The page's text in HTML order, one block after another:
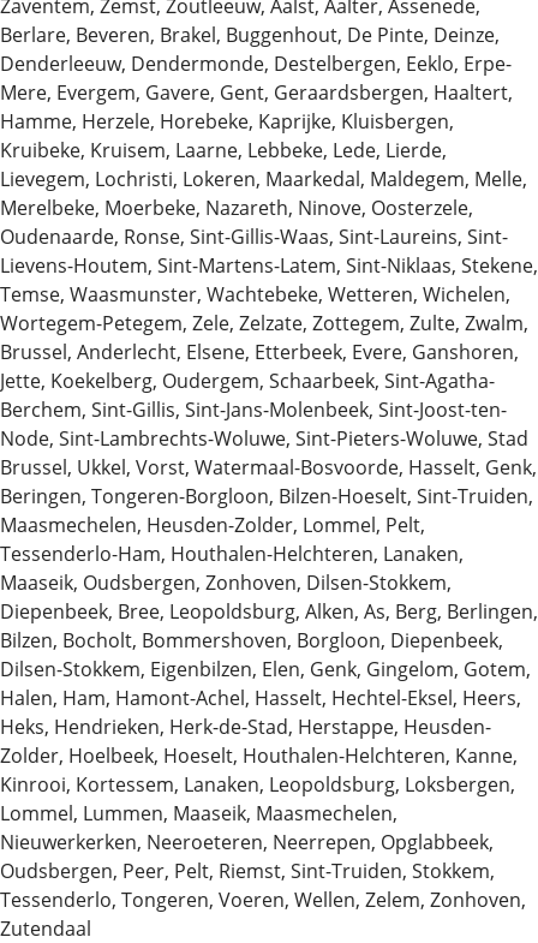
Zaventem, Zemst, Zoutleeuw, Aalst, Aalter, Assenede,
Berlare, Beveren, Brakel, Buggenhout, De Pinte, Deinze,
Denderleeuw, Dendermonde, Destelbergen, Eeklo, Erpe-
Mere, Evergem, Gavere, Gent, Geraardsbergen, Haaltert,
Hamme, Herzele, Horebeke, Kaprijke, Kluisbergen,
Kruibeke, Kruisem, Laarne, Lebbeke, Lede, Lierde,
Lievegem, Lochristi, Lokeren, Maarkedal, Maldegem, Melle,
Merelbeke, Moerbeke, Nazareth, Ninove, Oosterzele,
Oudenaarde, Ronse, Sint-Gillis-Waas, Sint-Laureins, Sint-
Lievens-Houtem, Sint-Martens-Latem, Sint-Niklaas, Stekene,
Temse, Waasmunster, Wachtebeke, Wetteren, Wichelen,
Wortegem-Petegem, Zele, Zelzate, Zottegem, Zulte, Zwalm,
Brussel, Anderlecht, Elsene, Etterbeek, Evere, Ganshoren,
Jette, Koekelberg, Oudergem, Schaarbeek, Sint-Agatha-
Berchem, Sint-Gillis, Sint-Jans-Molenbeek, Sint-Joost-ten-
Node, Sint-Lambrechts-Woluwe, Sint-Pieters-Woluwe, Stad
Brussel, Ukkel, Vorst, Watermaal-Bosvoorde, Hasselt, Genk,
Beringen, Tongeren-Borgloon, Bilzen-Hoeselt, Sint-Truiden,
Maasmechelen, Heusden-Zolder, Lommel, Pelt,
Tessenderlo-Ham, Houthalen-Helchteren, Lanaken,
Maaseik, Oudsbergen, Zonhoven, Dilsen-Stokkem,
Diepenbeek, Bree, Leopoldsburg, Alken, As, Berg, Berlingen,
Bilzen, Bocholt, Bommershoven, Borgloon, Diepenbeek,
Dilsen-Stokkem, Eigenbilzen, Elen, Genk, Gingelom, Gotem,
Halen, Ham, Hamont-Achel, Hasselt, Hechtel-Eksel, Heers,
Heks, Hendrieken, Herk-de-Stad, Herstappe, Heusden-
Zolder, Hoelbeek, Hoeselt, Houthalen-Helchteren, Kanne,
Kinrooi, Kortessem, Lanaken, Leopoldsburg, Loksbergen,
Lommel, Lummen, Maaseik, Maasmechelen,
Nieuwerkerken, Neeroeteren, Neerrepen, Opglabbeek,
Oudsbergen, Peer, Pelt, Riemst, Sint-Truiden, Stokkem,
Tessenderlo, Tongeren, Voeren, Wellen, Zelem, Zonhoven,
Zutendaal